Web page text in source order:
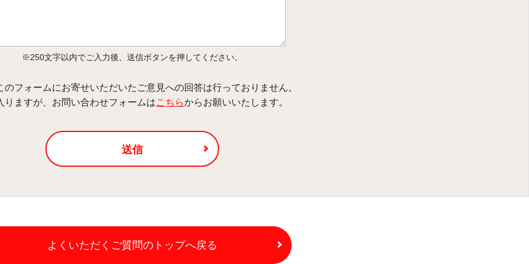
※250文字以内でご入力後、送信ボタンを押してください。
のフォームにお寄せいただいたご意見への回答は行っておりません。
りますが、お問い合わせフォームはこちらからお願いいたします。
送信
よくいただくご質問の トップへ戻る